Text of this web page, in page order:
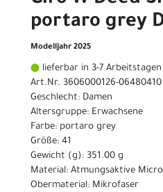
portaro grey
Modelljahr 2025
lieferbar in 3-7 Arbeitstagen
Art.Nr. 3606000126-06480410
Geschlecht: Damen
Altersgruppe: Erwachsene
Farbe: portaro grey
Größe: 41
Gewicht (g): 351.00 g
Material: Atmungsaktive
Obermaterial: Mikrofaser